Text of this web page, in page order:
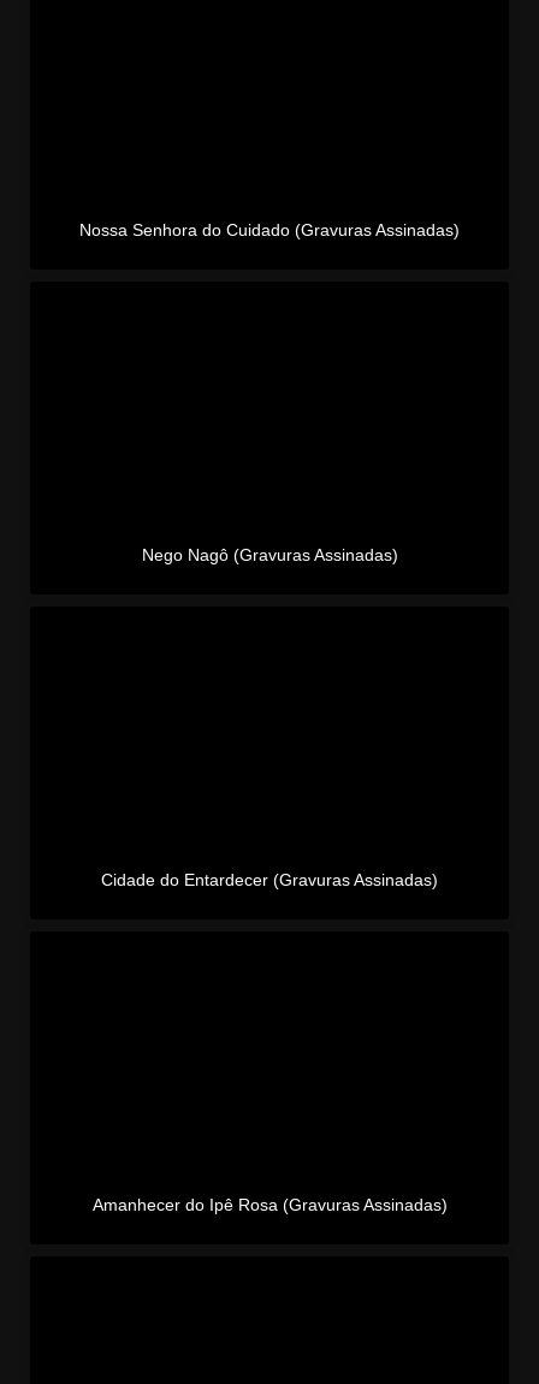
Nossa Senhora do Cuidado (Gravuras Assinadas)
Nego Nagô (Gravuras Assinadas)
Cidade do Entardecer (Gravuras Assinadas)
Amanhecer do Ipê Rosa (Gravuras Assinadas)